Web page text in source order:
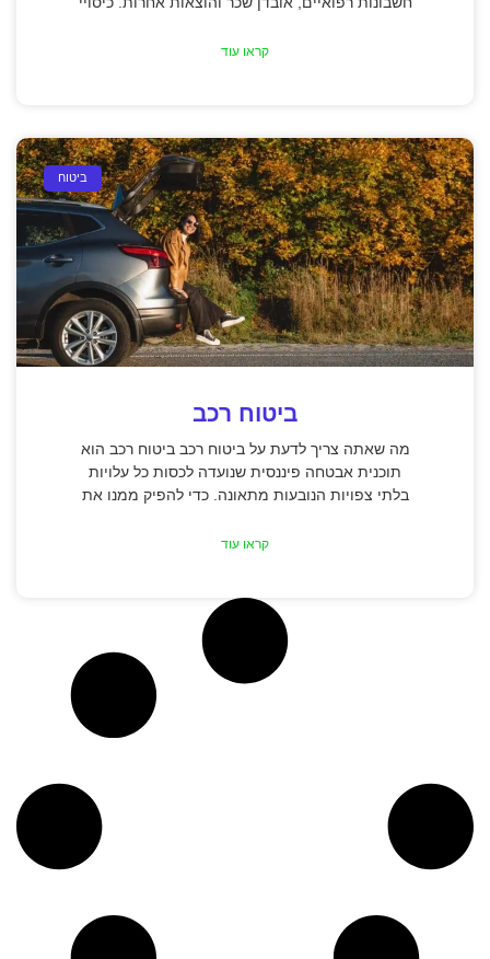
קראו עוד
ביטוח
ביטוח רכב
מה שאתה צריך לדעת על ביטוח רכב ביטוח רכב הוא
תוכנית אבטחה פיננסית שנועדה לכסות כל עלויות
בלתי צפויות הנובעות מתאונה. כדי להפיק ממנו את
קראו עוד